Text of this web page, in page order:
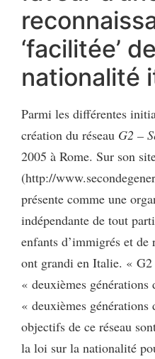
‘facilitée’
nationalité
Parmi les différentes
création du réseau G2 –
2005 à Rome. Sur son
(http://
présente comme une
indépendante de tout
enfants d’immigrés et
ont grandi en Italie. «
« deuxièmes
« deuxièmes
objectifs de ce réseau
la loi sur la nationalité